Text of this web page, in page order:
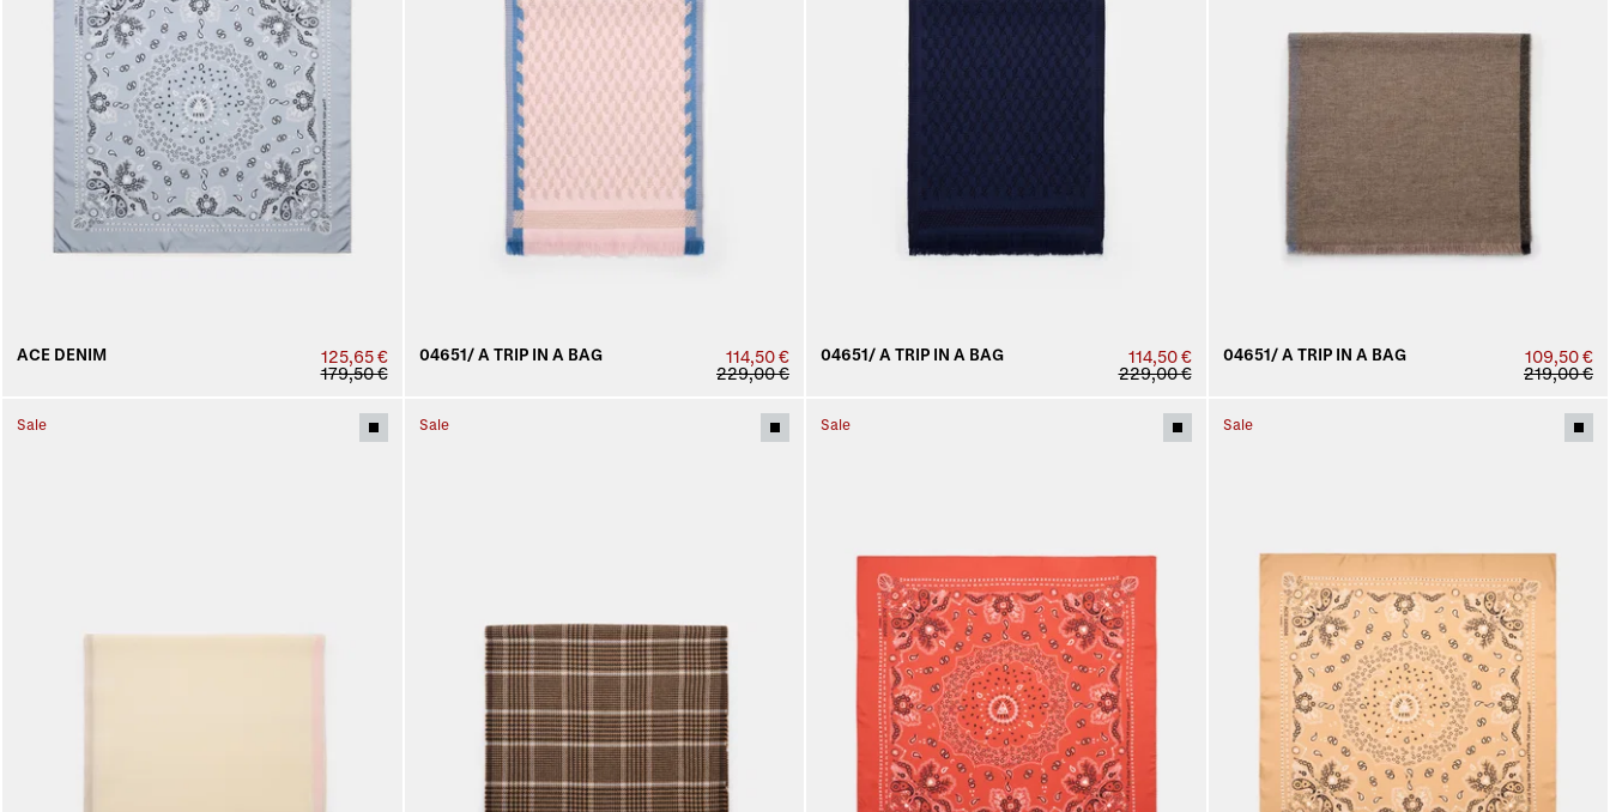
ACE DENIM
125,65 €
179,50 €
04651/ A TRIP IN A BAG
114,50 €
229,00 €
04651/ A TRIP IN A BAG
114,50 €
229,00 €
04651/ A TRIP IN A BAG
109,50 €
219,00 €
Sale Sale Sale Sale